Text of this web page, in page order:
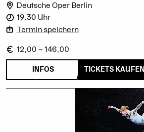
Deutsche Oper Berlin
19.30 Uhr
Termin speichern
12,00 – 146,00
INFOS TICKETS KAUFEN